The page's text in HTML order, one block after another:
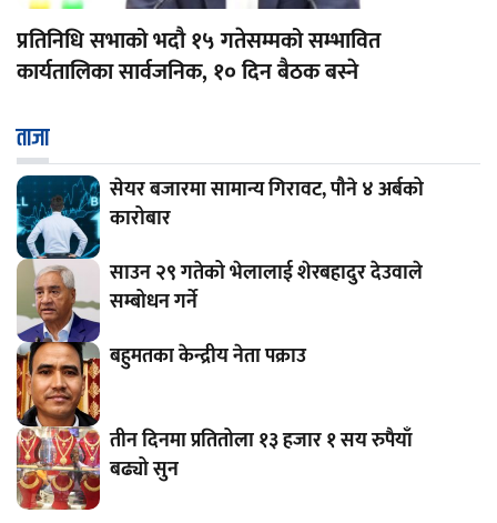
प्रतिनिधि सभाको भदौ १५ गतेसम्मको सम्भावित
कार्यतालिका सार्वजनिक, १० दिन बैठक बस्ने
ताजा
सेयर बजारमा सामान्य गिरावट, पौने ४ अर्बको
कारोबार
साउन २९ गतेको भेलालाई शेरबहादुर देउवाले
सम्बोधन गर्ने
बहुमतका केन्द्रीय नेता पक्राउ
तीन दिनमा प्रतितोला १३ हजार १ सय रुपैयाँ
बढ्यो सुन